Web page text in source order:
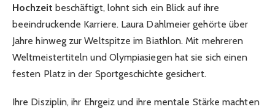
Hochzeit beschäftigt, lohnt sich ein Blick auf ihre
beeindruckende Karriere. Laura Dahlmeier gehörte über
Jahre hinweg zur Weltspitze im Biathlon. Mit mehreren
Weltmeistertiteln und Olympiasiegen hat sie sich einen
festen Platz in der Sportgeschichte gesichert.
Ihre Disziplin, ihr Ehrgeiz und ihre mentale Stärke machten